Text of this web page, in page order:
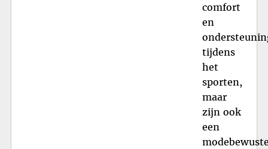
comfort
en
tijdens
het
sporten,
maar
zijn ook
een